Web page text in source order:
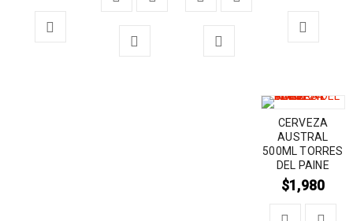
CERVEZA
AUSTRAL
500ML TORRES
DEL PAINE
$1,980